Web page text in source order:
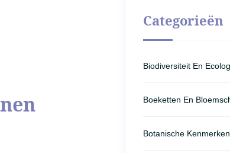
Categorieën
Biodiversiteit En
Boeketten En
Botanische Kenmerken